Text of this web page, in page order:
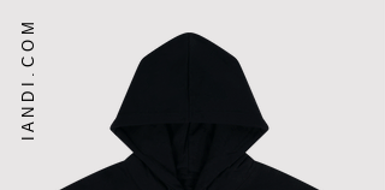
I A N D I . C O M